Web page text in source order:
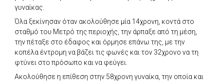
γυναίκας.
Όλα ξεκίνησαν όταν ακολούθησε μία 14χρονη, κοντά στο
σταθμό του Μετρό της περιοχής, την άρπαξε από τη μέση,
την πέταξε στο έδαφος και όρμησε επάνω της, με την
κοπέλα έντρομη να βάζει τις φωνές και τον 32χρονο να τη
φτύνει στο πρόσωπο και να φεύγει.
Ακολούθησε η επίθεση στην 58χρονη γυναίκα, την οποία και